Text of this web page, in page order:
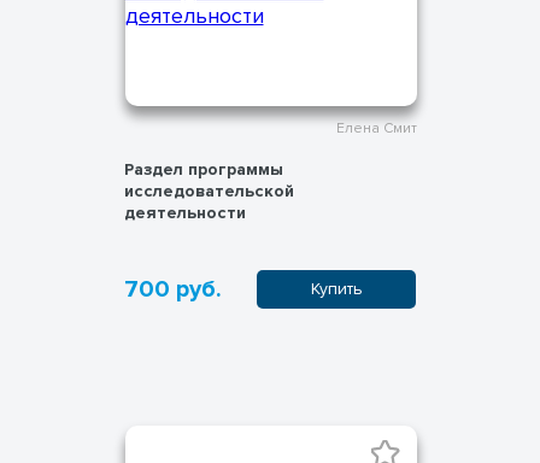
Елена Смит
Раздел программы
исследовательской
деятельности
700 руб. Купить